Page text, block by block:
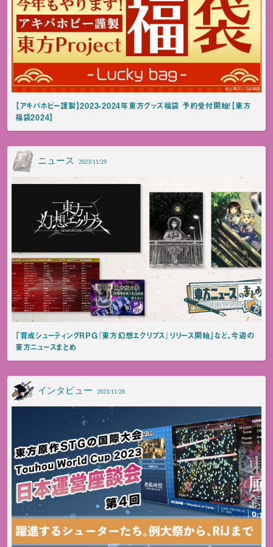
【アキバホビー謹製】2023-2024年東方グッズ福袋 予約受付開始！【東方
福袋2024】
ニュース 2023/11/29
「育成シューティングRPG『東方幻想エクリプス』リリース開始」など、今週の
東方ニュースまとめ
インタビュー 2023/11/28